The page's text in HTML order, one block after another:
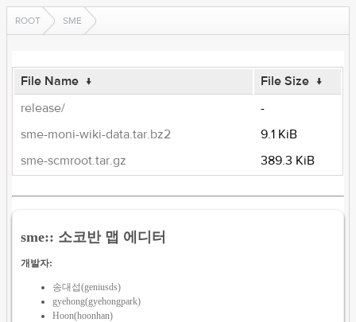
ROOT SME
File Name ↓ File Size ↓
release/
-
sme-moni-wiki-data.tar.bz2
9.1 KiB
sme-scmroot.tar.gz
389.3 KiB
sme:: 소코반 맵 에디터
개발자:
송대섭(geniusds)
gyehong(gyehongpark)
Hoon(hoonhan)